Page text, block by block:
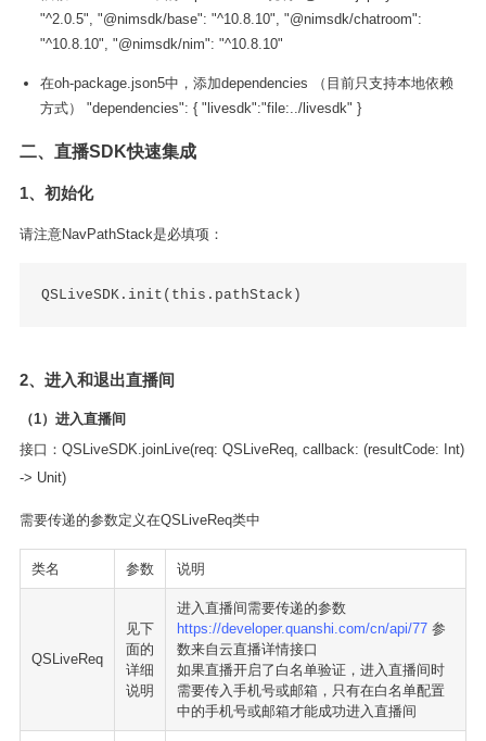
"^2.0.5", "@nimsdk/base": "^10.8.10", "@nimsdk/chatroom":
"^10.8.10", "@nimsdk/nim": "^10.8.10"
在oh-package.json5中，添加dependencies （目前只支持本地依赖
方式） "dependencies": { "livesdk":"file:../livesdk" }
二、直播SDK快速集成
1、初始化
请注意NavPathStack是必填项：
QSLiveSDK.init(this.pathStack)
2、进入和退出直播间
（1）进入直播间
接口：QSLiveSDK.joinLive(req: QSLiveReq, callback: (resultCode: Int)
-> Unit)
需要传递的参数定义在QSLiveReq类中
类名 参数 说明
QSLiveReq
见下
面的
详细
说明
进入直播间需要传递的参数
https://developer.quanshi.com/cn/api/77参
数来自云直播详情接口
如果直播开启了白名单验证，进入直播间时
需要传入手机号或邮箱，只有在白名单配置
中的手机号或邮箱才能成功进入直播间